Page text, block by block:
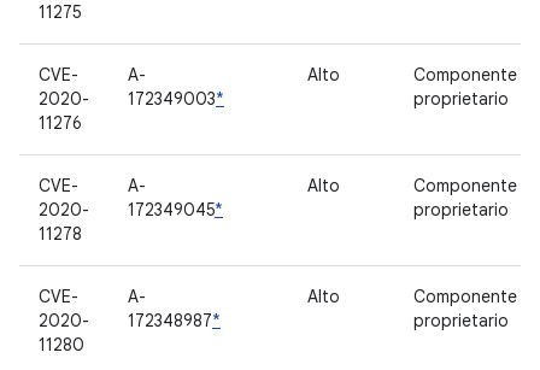
11275
CVE-
2020-
11276
A-
172349003*
Alto
Componente
proprietario
CVE-
2020-
11278
A-
172349045*
Alto
Componente
proprietario
CVE-
2020-
11280
A-
172348987*
Alto
Componente
proprietario